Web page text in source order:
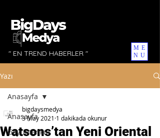
ME
NU
" EN TREND HABERLER "
Yazı
Anasayfa
Gayrimenkul
Anasayfa
Watsons’tan Yeni Oriental
bigdaysmedya
3 May 2021 1 dakikada okunur